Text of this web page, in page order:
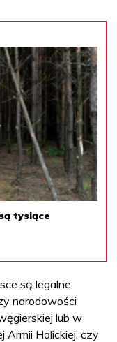
tysiące
są legalne
narodowości
lub w
Armii Halickiej, czy